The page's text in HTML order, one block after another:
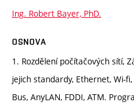
Ing. Robert Bayer, PhD.
OSNOVA
1. Rozdělení počítačových sítí,
jejich standardy, Ethernet, Wi-fi,
Bus, AnyLAN, FDDI, ATM.